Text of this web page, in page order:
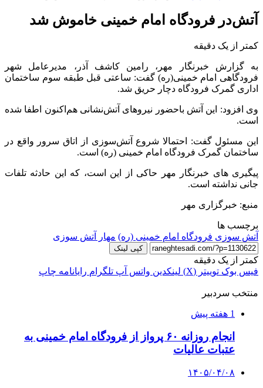
آتش‌در فرودگاه امام خمینی خاموش شد
کمتر از یک دقیقه
به گزارش خبرنگار مهر، رامین کاشف آذر، مدیرعامل شهر
فرودگاهی امام خمینی(ره) گفت: ساعتی قبل طبقه سوم ساختمان
اداری گمرک فرودگاه دچار حریق شد.
وی افزود: این آتش باحضور نیروهای آتش‌نشانی هم‌اکنون اطفا شده
است.
این مسئول گفت: احتمالا شروع آتش‌سوزی از اتاق سرور واقع در
ساختمان گمرک فرودگاه امام خمینی (ره) است.
پیگیری های خبرنگار مهر حاکی از این است، که این حادثه تلفات
جانی نداشته است.
منبع: خبرگزاری مهر
برچسب ها
آتش سوزی فرودگاه امام خمینی (ره) مهار آتش سوزی
کپی لینک
کمتر از یک دقیقه
فیس بوک توییتر (X) لینکدین واتس آپ تلگرام رایانامه چاپ
منتخب سردبیر
1 هفته پیش
انجام روزانه ۶۰ پرواز از فرودگاه امام خمینی به
عتبات عالیات
۱۴۰۵/۰۴/۰۸